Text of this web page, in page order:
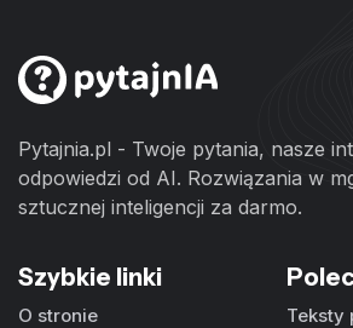
Pytajnia.pl - Twoje pytania, nasze
odpowiedzi od AI. Rozwiązania w
sztucznej inteligencji za darmo.
Szybkie linki
O stronie
Teksty